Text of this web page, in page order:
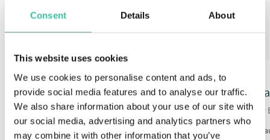
Consent Details About
This website uses cookies
We use cookies to personalise content and ads, to
provide social media features and to analyse our traffic.
We also share information about your use of our site with
our social media, advertising and analytics partners who
may combine it with other information that you’ve
Team Maglia Rosa
– non perdi un attimo della corsa.
Offerta Maggio Giro
Pacchetto 7 notti – Formula Easy
Il tuo soggiorno perfetto per allenarti, tifare e vivere la Romagna più